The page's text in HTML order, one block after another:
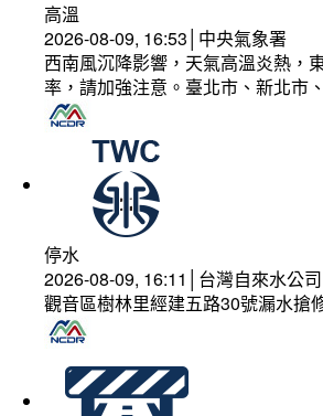
高溫
2026-08-09, 16:53│中央氣象署
西南風沉降影響，天氣高溫炎熱，
率，請加強注意。臺北市、新北市
停水
2026-08-09, 16:11│台灣自來水公司
觀音區樹林里經建五路30號漏水搶